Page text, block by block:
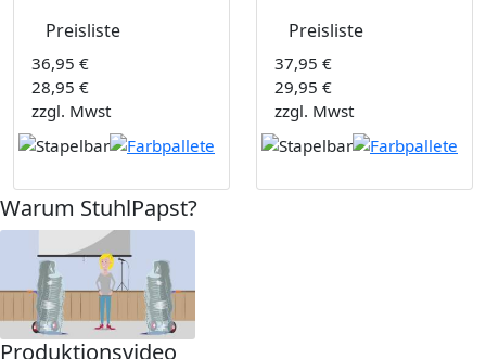
Preisliste
36,95 €
28,95 €
zzgl. Mwst
Preisliste
37,95 €
29,95 €
zzgl. Mwst
Warum StuhlPapst?
Produktionsvideo